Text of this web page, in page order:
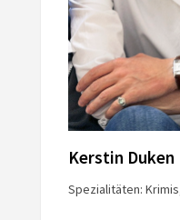
Kerstin Duken
Spezialitäten: